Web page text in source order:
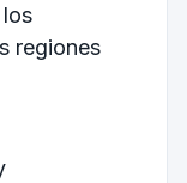
regiones